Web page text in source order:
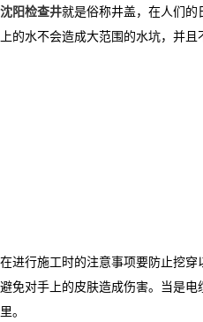
沈阳检查井就是俗称井盖，在人们的
上的水不会造成大范围的水坑，并
在进行施工时的注意事项要防止挖
避免对手上的皮肤造成伤害。当是
里。